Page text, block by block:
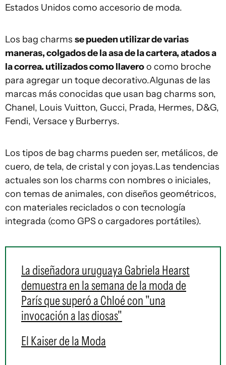
Estados Unidos como accesorio de moda.
Los bag charms se pueden utilizar de varias
maneras, colgados de la asa de la cartera, atados a
la correa. utilizados como llaveroo como broche
para agregar un toque decorativo.Algunas de las
marcas más conocidas que usan bag charms son,
Chanel, Louis Vuitton, Gucci, Prada, Hermes, D&G,
Fendi, Versace y Burberrys.
Los tipos de bag charms pueden ser, metálicos, de
cuero, de tela, de cristal y con joyas.Las tendencias
actuales son los charms con nombres o iniciales,
con temas de animales, con diseños geométricos,
con materiales reciclados o con tecnología
integrada (como GPS o cargadores portátiles).
La diseñadora uruguaya Gabriela Hearst
demuestra en la semana de la moda de
París que superó a Chloé con "una
invocación a las diosas"
El Kaiser de la Moda